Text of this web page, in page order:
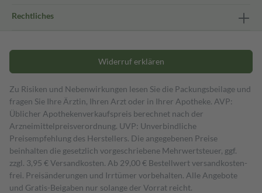
Rechtliches
Widerruf erklären
Zu Risiken und Nebenwirkungen lesen Sie die Packungsbeilage und
fragen Sie Ihre Ärztin, Ihren Arzt oder in Ihrer Apotheke. AVP:
Üblicher Apothekenverkaufspreis berechnet nach der
Arzneimittelpreisverordnung. UVP: Unverbindliche
Preisempfehlung des Herstellers. Die angegebenen Preise
beinhalten die gesetzlich vorgeschriebene Mehrwertsteuer, ggf.
zzgl. 3,95 € Versandkosten. Ab 29,00 € Bestell­wert versand­kosten­
frei. Preisänderungen und Irrtümer vorbehalten. Alle Angebote
und Gratis-Beigaben nur solange der Vorrat reicht.